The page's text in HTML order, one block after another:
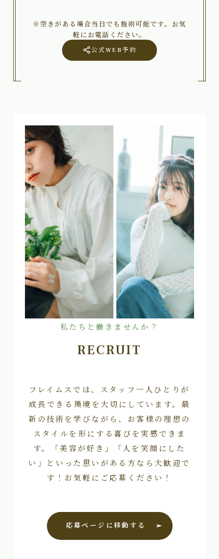
※空きがある場合当日でも施術可能です。お気
軽にお電話ください。
公式WEB予約
私たちと働きませんか？
RECRUIT
フレイムスでは、スタッフ一人ひとりが
成長できる環境を大切にしています。最
新の技術を学びながら、お客様の理想の
スタイルを形にする喜びを実感できま
す。「美容が好き」「人を笑顔にした
い」といった思いがある方なら大歓迎で
す！お気軽にご応募ください！
応募ページに移動する